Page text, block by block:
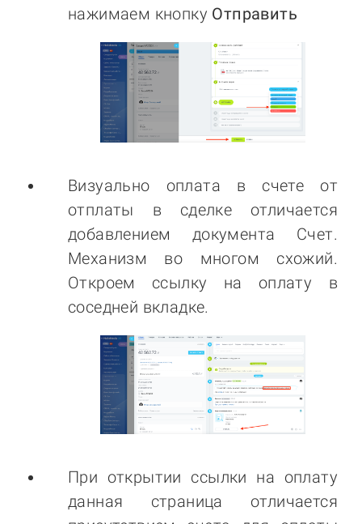
нажимаем кнопку Отправить
Визуально оплата в счете от
отплаты в сделке отличается
добавлением документа Счет.
Механизм во многом схожий.
Откроем ссылку на оплату в
соседней вкладке.
При открытии ссылки на оплату
данная страница отличается